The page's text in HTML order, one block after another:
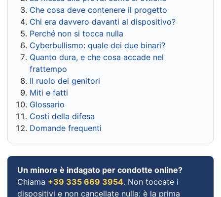
Che cosa deve contenere il progetto
Chi era davvero davanti al dispositivo?
Perché non si tocca nulla
Cyberbullismo: quale dei due binari?
Quanto dura, e che cosa accade nel
frattempo
Il ruolo dei genitori
Miti e fatti
Glossario
Costi della difesa
Domande frequenti
Un minore è indagato per condotte online?
Chiama +39 335 669 3954. Non toccate i
dispositivi e non cancellate nulla: è la prima